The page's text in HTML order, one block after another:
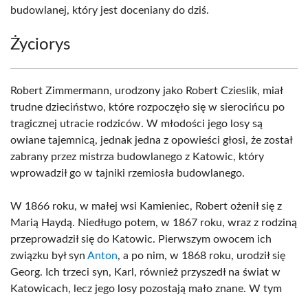
budowlanej, który jest doceniany do dziś.
Życiorys
Robert Zimmermann, urodzony jako Robert Czieslik, miał
trudne dzieciństwo, które rozpoczęło się w sierocińcu po
tragicznej utracie rodziców. W młodości jego losy są
owiane tajemnicą, jednak jedna z opowieści głosi, że został
zabrany przez mistrza budowlanego z Katowic, który
wprowadził go w tajniki rzemiosła budowlanego.
W 1866 roku, w małej wsi Kamieniec, Robert ożenił się z
Marią Haydą. Niedługo potem, w 1867 roku, wraz z rodziną
przeprowadził się do Katowic. Pierwszym owocem ich
związku był syn Anton, a po nim, w 1868 roku, urodził się
Georg. Ich trzeci syn, Karl, również przyszedł na świat w
Katowicach, lecz jego losy pozostają mało znane. W tym